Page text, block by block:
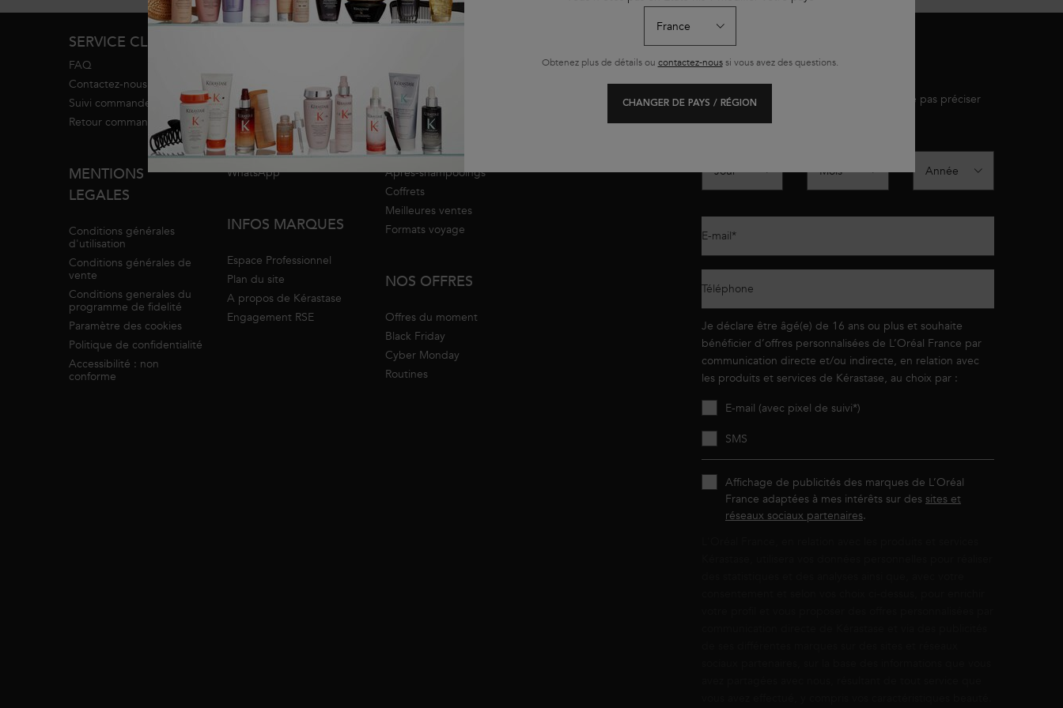
Footer navigation
SERVICE CLIENT
FAQ
Contactez-nous
Suivi commande
Retour commande
MENTIONS
LEGALES
Conditions générales
d'utilisation
Conditions générales de
vente
Conditions generales du
programme de fidelité
Paramètre des cookies
Politique de confidentialité
Accessibilité : non
conforme
Trouver un salon
Blog
Espace sourds et
malentendants
WhatsApp
INFOS MARQUES
Espace Professionnel
Plan du site
A propos de Kérastase
Engagement RSE
Shampoings Sans Sulfate
Masques pour cheveux
Gloss pour cheveux
Huiles et sérums pour
cheveux
Après-shampooings
Coffrets
Meilleures ventes
Formats voyage
NOS OFFRES
Offres du moment
Black Friday
Cyber Monday
Routines
(*)Champ Obligatoire
newslettersignup.title.legend
Mme Je préfère ne pas préciser
E-mail*
Téléphone
Je déclare être âgé(e) de 16 ans ou plus et souhaite
bénéficier d’offres personnalisées de L’Oréal France par
communication directe et/ou indirecte, en relation avec
les produits et services de Kérastase, au choix par :
E-mail (avec pixel de suivi*)
SMS
Affichage de publicités des marques de L’Oréal
France adaptées à mes intérêts sur des sites et
réseaux sociaux partenaires.
Obtenez plus de détails ou contactez-noussi vous avez des questions.
CHANGER DE PAYS / RÉGION